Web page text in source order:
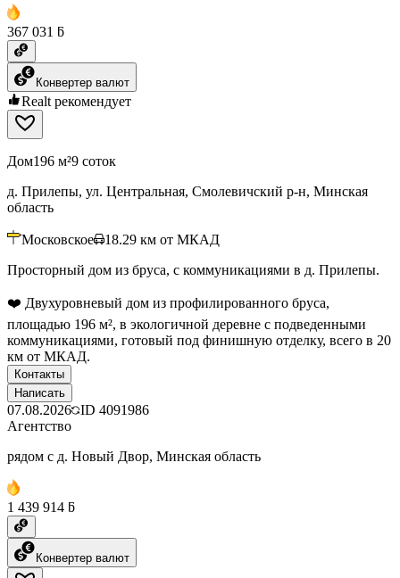
367 031 ƃ
Конвертер валют
Realt рекомендует
Дом196 м²9 соток
д. Прилепы, ул. Центральная, Смолевичский р-н, Минская
область
Московское 18.29 км от МКАД
Просторный дом из бруса, с коммуникациями в д. Прилепы.
❤️ Двухуровневый дом из профилированного бруса,
площадью 196 м², в экологичной деревне с подведенными
коммуникациями, готовый под финишную отделку, всего в 20
км от МКАД.
Контакты
Написать
07.08.2026 ID 4091986
Агентство
рядом с д. Новый Двор, Минская область
1 439 914 ƃ
Конвертер валют